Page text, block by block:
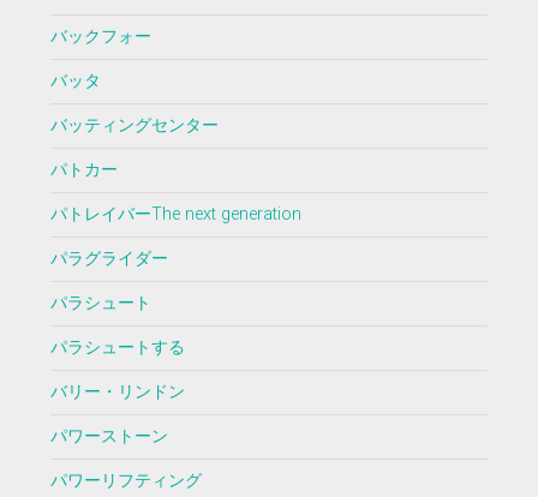
バックフォー
バッタ
バッティングセンター
パトカー
パトレイバーThe next generation
パラグライダー
パラシュート
パラシュートする
バリー・リンドン
パワーストーン
パワーリフティング